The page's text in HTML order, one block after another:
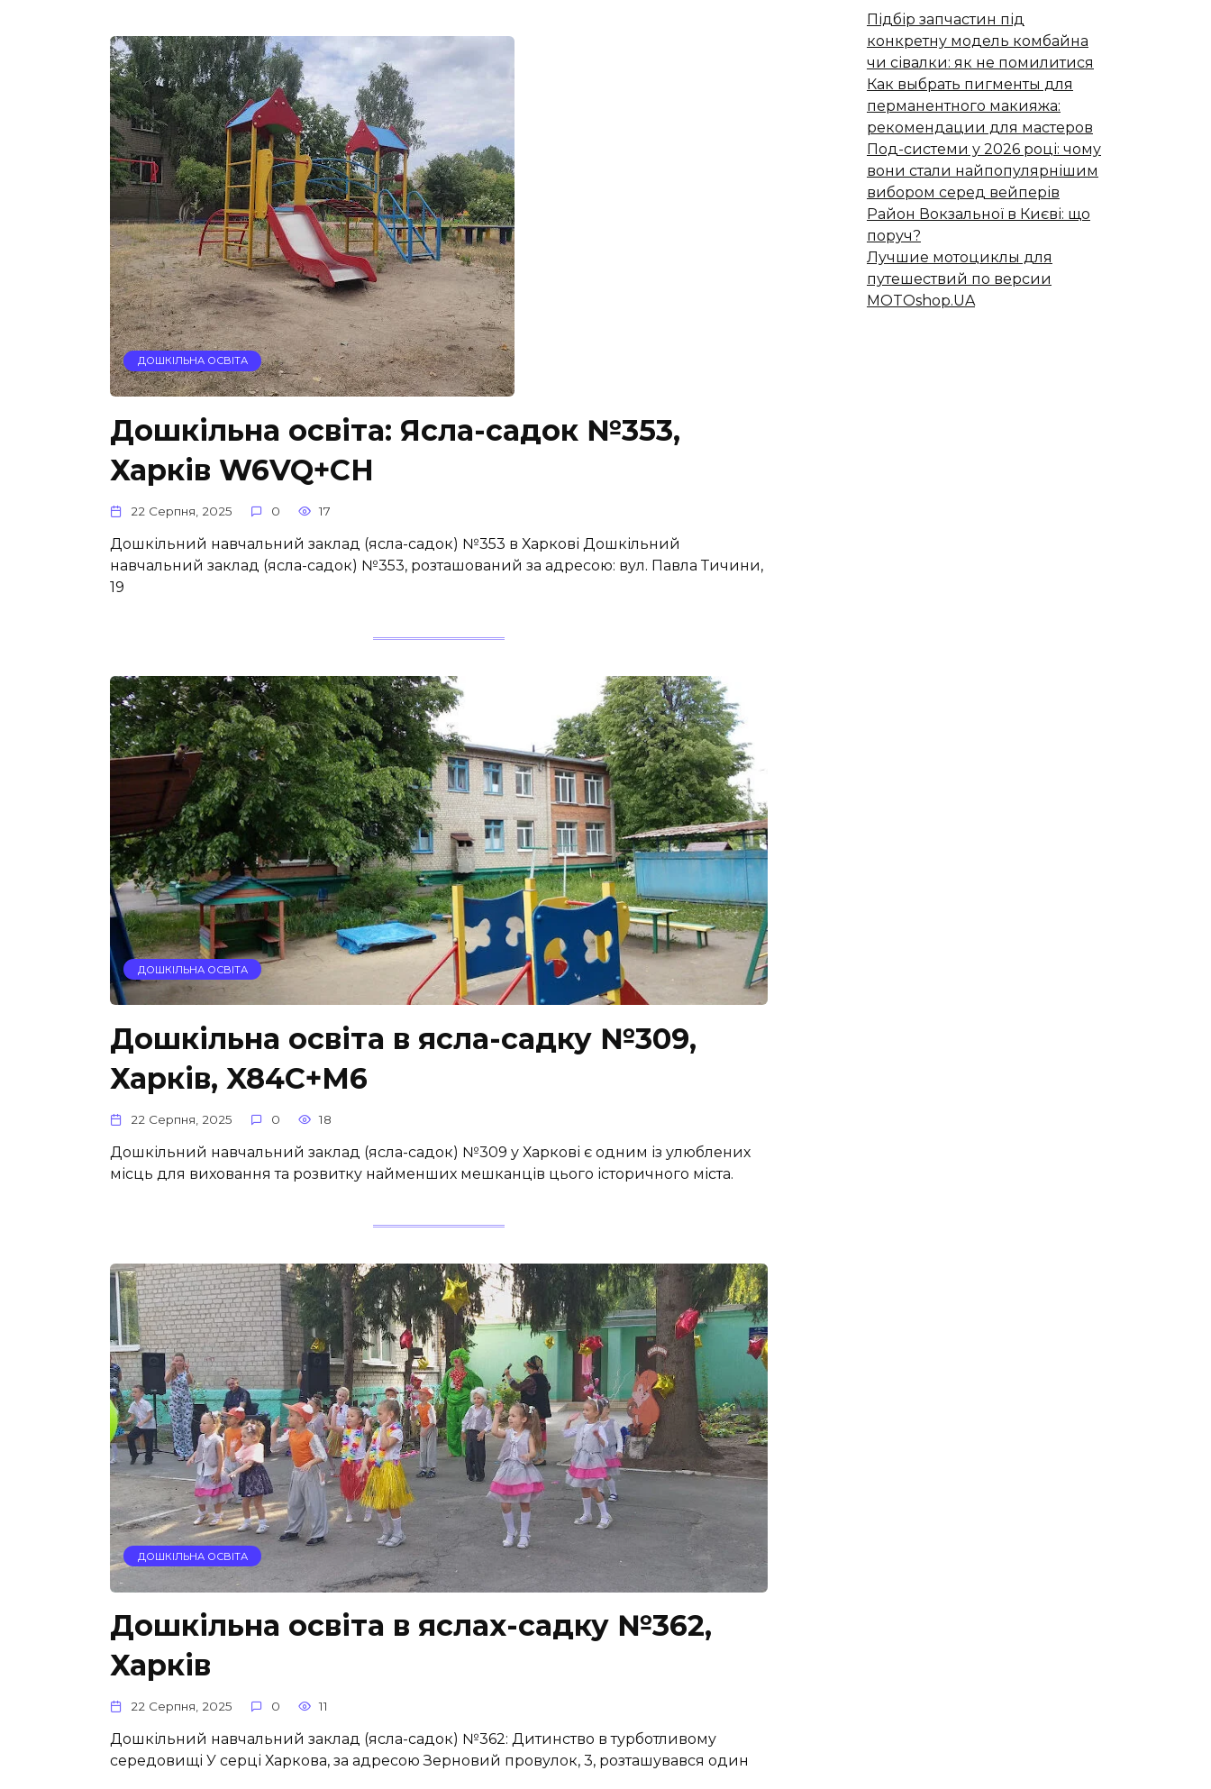
ДОШКІЛЬНА ОСВІТА
Дошкільна освіта: Ясла-садок №353,
Харків W6VQ+CH
22 Серпня, 2025 0 17
Дошкільний навчальний заклад (ясла-садок) №353 в Харкові Дошкільний
навчальний заклад (ясла-садок) №353, розташований за адресою: вул. Павла Тичини,
19
ДОШКІЛЬНА ОСВІТА
Дошкільна освіта в ясла-садку №309,
Харків, X84C+M6
22 Серпня, 2025 0 18
Дошкільний навчальний заклад (ясла-садок) №309 у Харкові є одним із улюблених
місць для виховання та розвитку найменших мешканців цього історичного міста.
ДОШКІЛЬНА ОСВІТА
Дошкільна освіта в яслах-садку №362,
Харків
22 Серпня, 2025 0 11
Дошкільний навчальний заклад (ясла-садок) №362: Дитинство в турботливому
середовищі У серці Харкова, за адресою Зерновий провулок, 3, розташувався один
Підбір запчастин під
конкретну модель комбайна
чи сівалки: як не помилитися
Как выбрать пигменты для
перманентного макияжа:
рекомендации для мастеров
Под-системи у 2026 році: чому
вони стали найпопулярнішим
вибором серед вейперів
Район Вокзальної в Києві: що
поруч?
Лучшие мотоциклы для
путешествий по версии
MOTOshop.UA